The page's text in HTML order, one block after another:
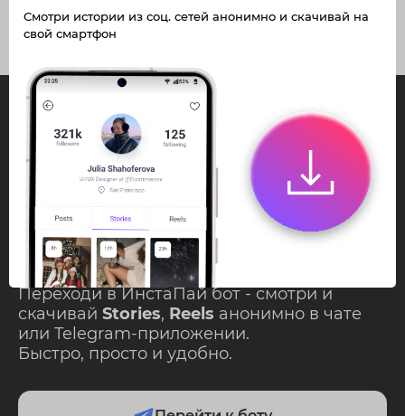
InstaPie
Смотри Stories и
скачивай Reels без
ограничений!
Переходи в ИнстаПай бот - смотри и
скачивай Stories, Reels анонимно в чате
или Telegram-приложении.
Быстро, просто и удобно.
Смотри истории из соц. сетей анонимно и скачивай на
свой смартфон